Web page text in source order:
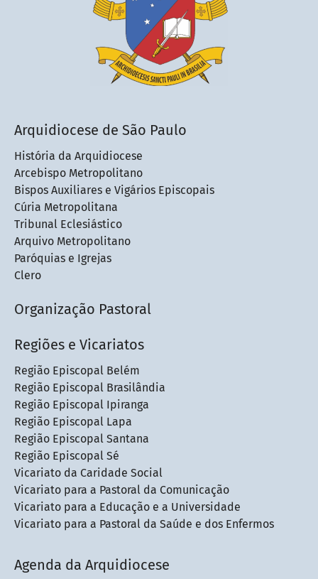
Arquidiocese de São Paulo
História da Arquidiocese
Arcebispo Metropolitano
Bispos Auxiliares e Vigários Episcopais
Cúria Metropolitana
Tribunal Eclesiástico
Arquivo Metropolitano
Paróquias e Igrejas
Clero
Organização Pastoral
Regiões e Vicariatos
Região Episcopal Belém
Região Episcopal Brasilândia
Região Episcopal Ipiranga
Região Episcopal Lapa
Região Episcopal Santana
Região Episcopal Sé
Vicariato da Caridade Social
Vicariato para a Pastoral da Comunicação
Vicariato para a Educação e a Universidade
Vicariato para a Pastoral da Saúde e dos Enfermos
Agenda da Arquidiocese